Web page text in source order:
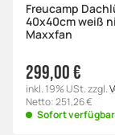
Freucamp
40x40cm weiß
Maxxfan
299,00 €
inkl. 19% USt. zzgl.
Netto: 251,26 €
Sofort verfügbar